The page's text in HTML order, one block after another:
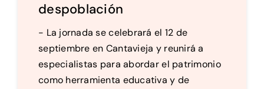
despoblación
- La jornada se celebrará el 12 de
septiembre en Cantavieja y reunirá a
especialistas para abordar el patrimonio
como herramienta educativa y de